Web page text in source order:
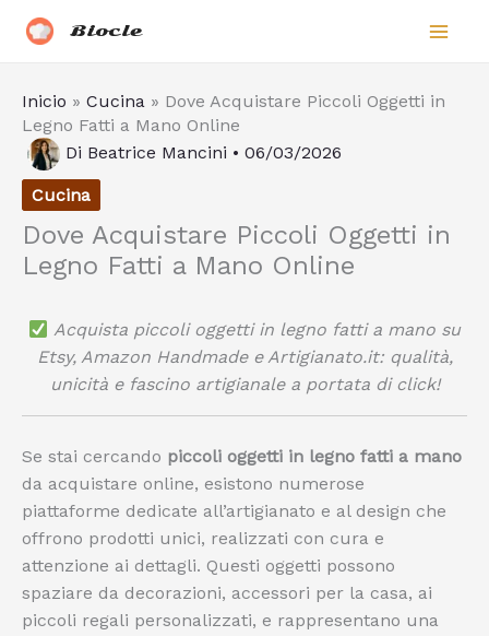
Biocle
Inicio » Cucina » Dove Acquistare Piccoli Oggetti in
Legno Fatti a Mano Online
Di Beatrice Mancini • 06/03/2026
Cucina
Dove Acquistare Piccoli Oggetti in
Legno Fatti a Mano Online
Acquista piccoli oggetti in legno fatti a mano su
Etsy, Amazon Handmade e Artigianato.it: qualità,
unicità e fascino artigianale a portata di click!
Se stai cercando piccoli oggetti in legno fatti a mano
da acquistare online, esistono numerose
piattaforme dedicate all’artigianato e al design che
offrono prodotti unici, realizzati con cura e
attenzione ai dettagli. Questi oggetti possono
spaziare da decorazioni, accessori per la casa, ai
piccoli regali personalizzati, e rappresentano una